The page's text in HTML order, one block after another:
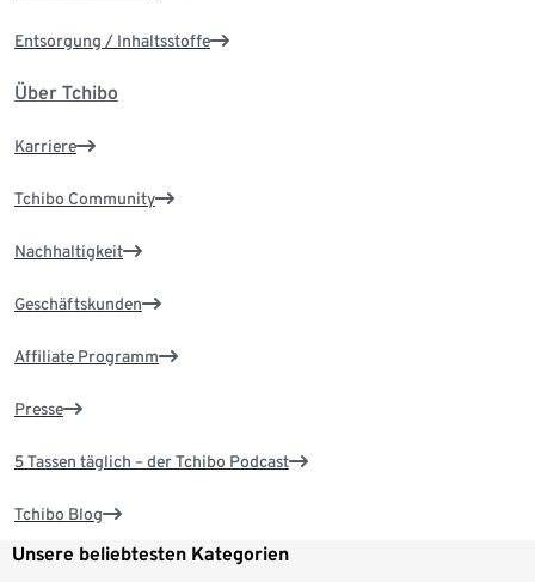
Entsorgung / Inhaltsstoffe
Über Tchibo
Karriere
Tchibo Community
Nachhaltigkeit
Geschäftskunden
Affiliate Programm
Presse
5 Tassen täglich – der Tchibo Podcast
Tchibo Blog
Unsere beliebtesten Kategorien